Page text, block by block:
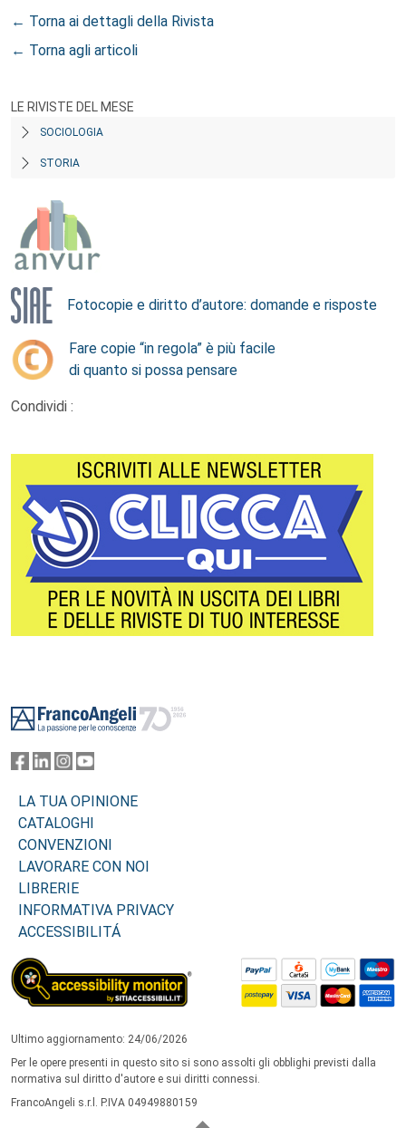
← Torna ai dettagli della Rivista
← Torna agli articoli
LE RIVISTE DEL MESE
SOCIOLOGIA
STORIA
Fotocopie e diritto d’autore: domande e risposte
Fare copie “in regola” è più facile
di quanto si possa pensare
Condividi :
LA TUA OPINIONE
CATALOGHI
CONVENZIONI
LAVORARE CON NOI
LIBRERIE
INFORMATIVA PRIVACY
ACCESSIBILITÁ
Ultimo aggiornamento: 24/06/2026
Per le opere presenti in questo sito si sono assolti gli obblighi previsti dalla
normativa sul diritto d'autore e sui diritti connessi.
FrancoAngeli s.r.l. P.IVA 04949880159